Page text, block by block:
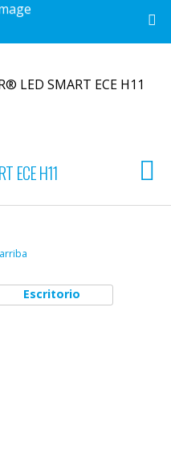
LED SMART ECE H11
ECE H11
Escritorio